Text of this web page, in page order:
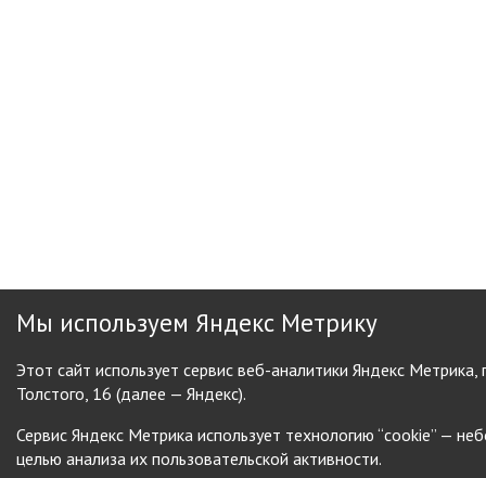
Мы используем Яндекс Метрику
Этот сайт использует сервис веб-аналитики Яндекс
Толстого, 16 (далее — Яндекс).
Сервис Яндекс Метрика использует технологию “cookie” —
целью анализа их пользовательской активности.